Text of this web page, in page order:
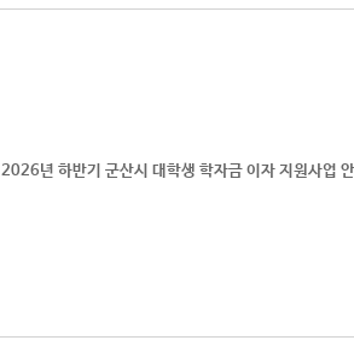
2026년 하반기 군산시 대학생 학자금 이자 지원사업